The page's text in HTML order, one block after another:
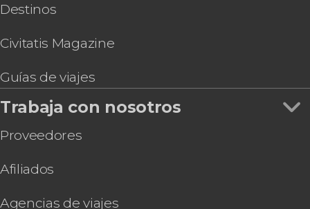
Destinos
Civitatis Magazine
Guías de viajes
Trabaja con nosotros
Proveedores
Afiliados
Agencias de viajes